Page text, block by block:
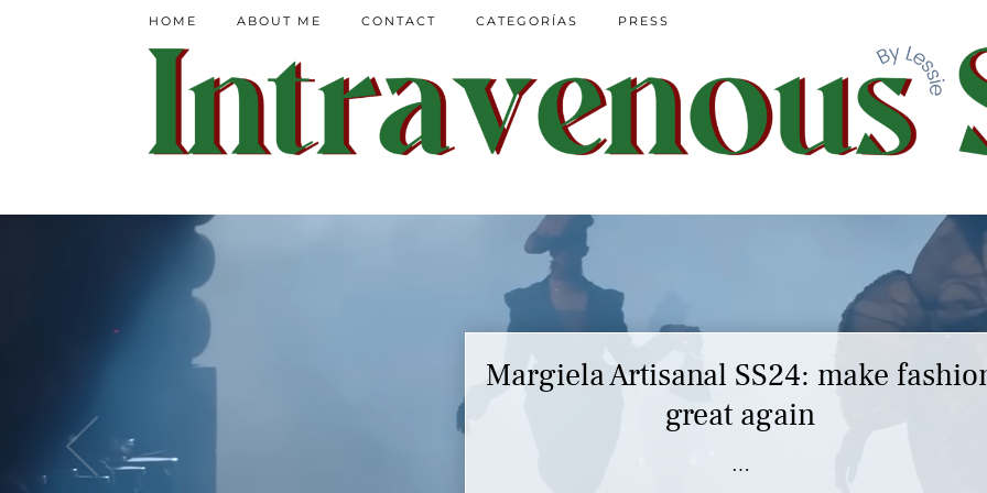
HOME ABOUT ME CONTACT CATEGORÍAS PRESS
Margiela Artisanal SS24: make
great again
…